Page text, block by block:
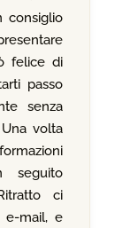
consiglio
felice di
passo
senza
volta
seguito
ci
e-mail, e